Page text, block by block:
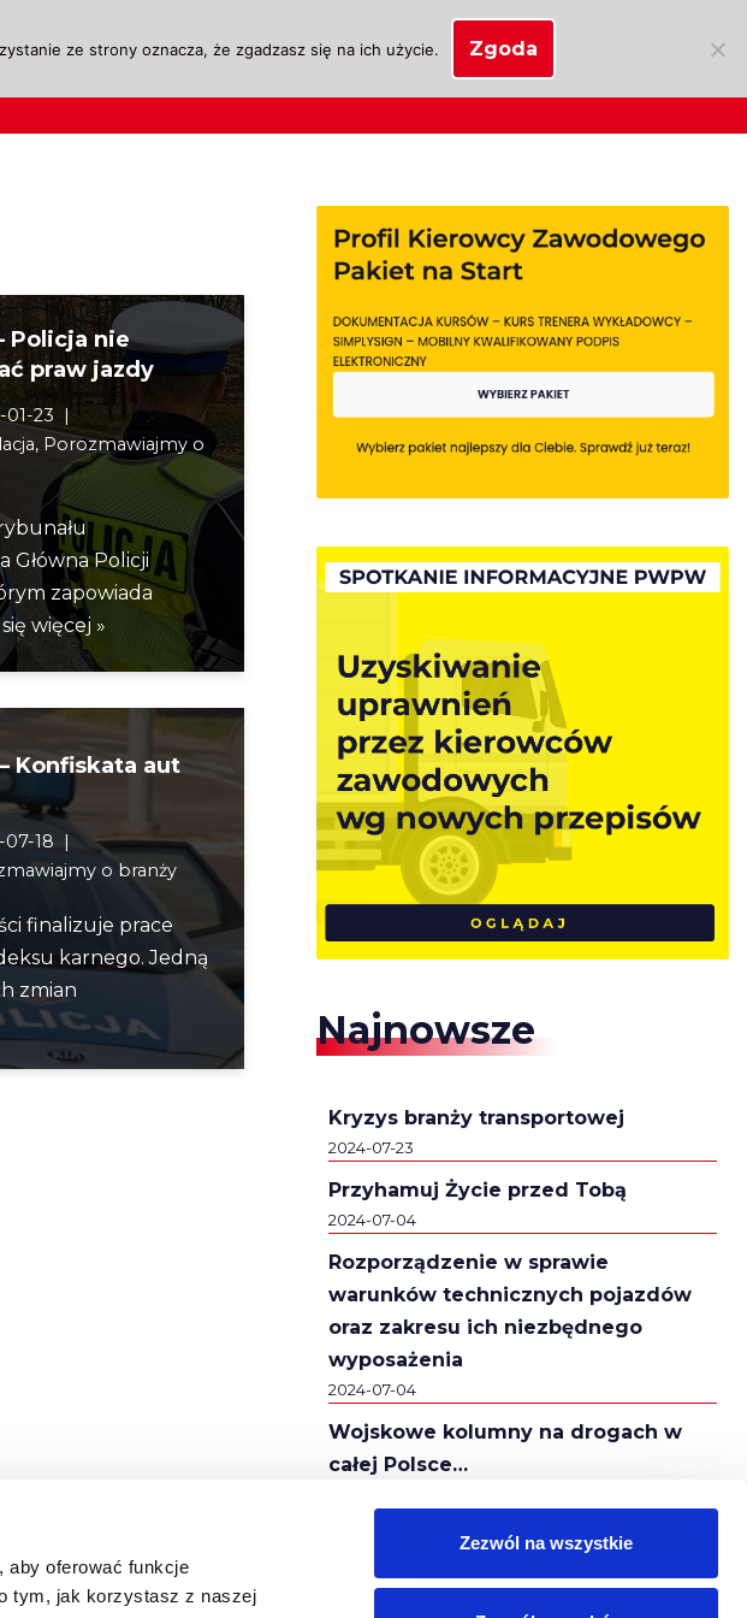
aby oferować funkcje
tym, jak korzystasz z naszej
Zezwól na wszystkie
Policja nie
praw jazdy
01-23
, Porozmawiajmy o
Główna Policji
zapowiada
więcej »
Konfiskata aut
07-18
o branży
finalizuje prace
karnego. Jedną
zmian
Najnowsze
Kryzys branży transportowej
2024-07-23
Przyhamuj Życie przed Tobą
2024-07-04
Rozporządzenie w sprawie
warunków technicznych pojazdów
oraz zakresu ich niezbędnego
wyposażenia
2024-07-04
Wojskowe kolumny na drogach w
całej Polsce…
Autostrady A2 i A4 za darmo!
ze strony oznacza, że zgadzasz się na ich użycie. Zgoda